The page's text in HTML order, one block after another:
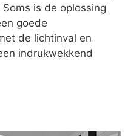
is de oplossing
goede
de lichtinval en
indrukwekkend